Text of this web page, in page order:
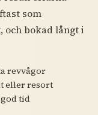
som
och bokad långt i
revvågor
eller resort
tid